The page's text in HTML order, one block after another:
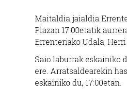
Maitaldia jaialdia
Plazan 17:00etatik
Errenteriako Udala,
Saio laburrak eskainiko
ere. Arratsaldearekin
eskainiko du, 17:00etan.